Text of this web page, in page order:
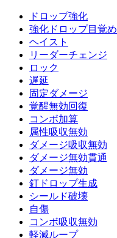
ドロップ強化
強化ドロップ目覚め
ヘイスト
リーダーチェンジ
ロック
遅延
固定ダメージ
覚醒無効回復
コンボ加算
属性吸収無効
ダメージ吸収無効
ダメージ無効貫通
ダメージ無効
釘ドロップ生成
シールド破壊
自傷
コンボ吸収無効
軽減ループ